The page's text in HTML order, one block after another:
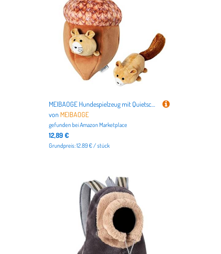
MEIBAOGE Hundespielzeug mit Quietschelement, interaktives Quietschspielzeug für Hunde, mit Quietschfunktion
von MEIBAOGE
gefunden beiAmazon Marketplace
12,89 €
Grundpreis: 12.89 € / stück